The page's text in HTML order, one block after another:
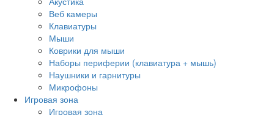
Веб камеры
Клавиатуры
Мыши
Коврики для мыши
Наборы периферии (клавиатура + мышь)
Наушники и гарнитуры
Микрофоны
Игровая зона
Игровая зона